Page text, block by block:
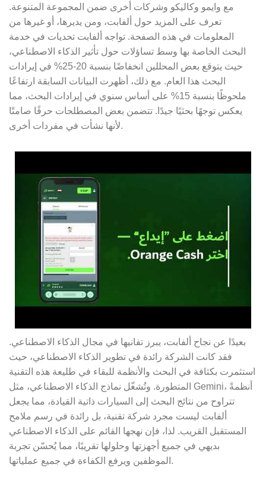
مع وايمو وكاليكو وشركات أخرى ضمن المجموعة المتنوعة.
تعرف على المزيد حول ألفابت، ومن يديرها، أو غيرها من
المعلومات في هذه الصفحة. تواجه ألفابت تحديات في خدمة
البحث الخاصة بها وسط تساؤلات حول تأثير الذكاء الاصطناعي،
حيث يتوقع بعض المحللين انخفاضًا بنسبة 20-25% في إيرادات
البحث هذا العام. مع ذلك، أظهرت البيانات السابقة ارتفاعًا
ملحوظًا بنسبة 15% على أساس سنوي في إيرادات البحث، مما
يعكس توجهًا بحثيًا جيدًا. تتضمن بعض المصطلحات حرفًا صامتًا
لأنها نشأت في مفردات أخرى.
بعيدًا عن نجاح ألفابت، يبرز تفانيها في مجال الذكاء الاصطناعي.
فقد كانت الشركة رائدة في تطوير الذكاء الاصطناعي، حيث
استثمرت بكثافة في البحث والأنظمة للبقاء في طليعة هذه التقنية
المتطورة. وتُشغّل نماذج الذكاء الاصطناعي، مثل Gemini، أنظمةً
تتراوح من نتائج البحث إلى السيارات ذاتية القيادة، مما يجعل
ألفابت ليست مجرد شركة تقنية، بل رائدة في رسم ملامح
المستقبل القريب. لذا، فإن نهجها القائم على الذكاء الاصطناعي
بديهي في جميع أجهزتها وحلولها تقريبًا، مما يُحسّن تجربة
الموظفين ويرفع الكفاءة في جميع عملياتها.